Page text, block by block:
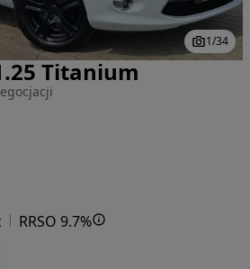
1/34
Titanium
RRSO 9.7%